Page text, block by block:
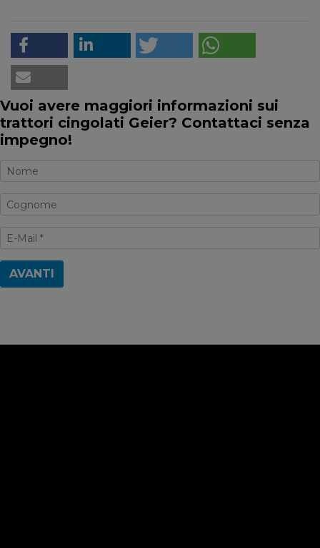
Vuoi avere maggiori informazioni sui
trattori cingolati Geier? Contattaci senza
impegno!
AVANTI